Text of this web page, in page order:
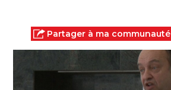
Partager à ma communauté